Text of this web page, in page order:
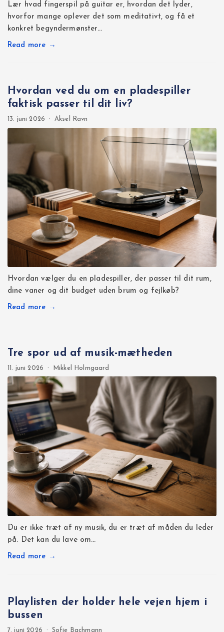
Lær hvad fingerspil på guitar er, hvordan det lyder,
hvorfor mange oplever det som meditativt, og få et
konkret begyndermønster…
Read more →
Hvordan ved du om en pladespiller
faktisk passer til dit liv?
13. juni 2026 · Aksel Ravn
Hvordan vælger du en pladespiller, der passer til dit rum,
dine vaner og dit budget uden brum og fejlkøb?
Read more →
Tre spor ud af musik-mætheden
11. juni 2026 · Mikkel Holmgaard
Du er ikke træt af ny musik, du er træt af måden du leder
på. Det kan du lave om…
Read more →
Playlisten der holder hele vejen hjem i
bussen
7. juni 2026 · Sofie Bachmann